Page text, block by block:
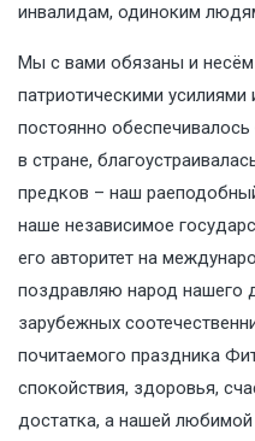
инвалидам, одиноким
Мы с вами обязаны и несём
патриотическими
постоянно
в стране,
предков – наш
наше независимое
его авторитет на
поздравляю народ нашего
зарубежных
почитаемого праздника
спокойствия, здоровья,
достатка, а нашей любимой